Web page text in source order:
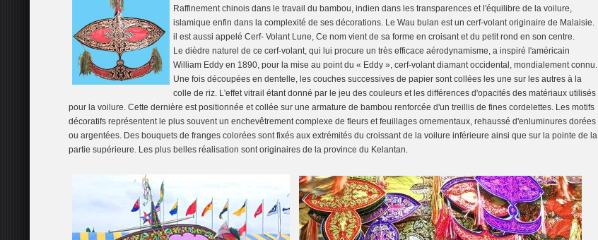
Raffinement chinois dans le travail du bambou, indien dans les transparences et l'équilibre de la voilure,
islamique enfin dans la complexité de ses décorations. Le Wau bulan est un cerf-volant originaire de Malaisie.
il est aussi appelé Cerf- Volant Lune, Ce nom vient de sa forme en croisant et du petit rond en son centre.
Le dièdre naturel de ce cerf-volant, qui lui procure un très efficace aérodynamisme, a inspiré l'américain
William Eddy en 1890, pour la mise au point du « Eddy », cerf-volant diamant occidental, mondialement connu.
Une fois découpées en dentelle, les couches successives de papier sont collées les une sur les autres à la
colle de riz. L'effet vitrail étant donné par le jeu des couleurs et les différences d'opacités des matériaux utilisés
pour la voilure. Cette dernière est positionnée et collée sur une armature de bambou renforcée d'un treillis de fines cordelettes. Les motifs
décoratifs représentent le plus souvent un enchevêtrement complexe de fleurs et feuillages ornementaux, rehaussé d'enluminures dorées
ou argentées. Des bouquets de franges colorées sont fixés aux extrémités du croissant de la voilure inférieure ainsi que sur la pointe de la
partie supérieure. Les plus belles réalisation sont originaires de la province du Kelantan.